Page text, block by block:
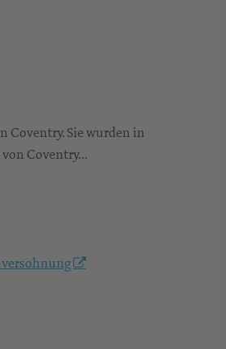
Coventry. Sie wurden in
Coventry...